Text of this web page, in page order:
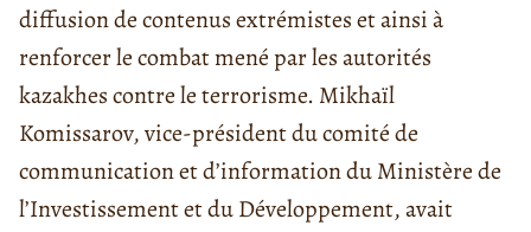
diffusion de contenus extrémistes et ainsi à
renforcer le combat mené par les autorités
kazakhes contre le terrorisme. Mikhaïl
Komissarov, vice-président du comité de
communication et d’information du Ministère de
l’Investissement et du Développement, avait